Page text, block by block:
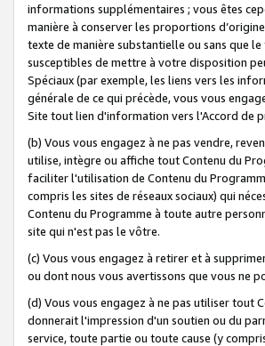
informations supplémentaires ; vous êtes
manière à conserver les proportions
texte de manière substantielle ou sans que
susceptibles de mettre à votre disposition
Spéciaux (par exemple, les liens vers les
générale de ce qui précède, vous vous
Site tout lien d'information vers l'Accord de
(b) Vous vous engagez à ne pas vendre,
utilise, intègre ou affiche tout Contenu du
faciliter l'utilisation de Contenu du
compris les sites de réseaux sociaux) qui
Contenu du Programme à toute autre
site qui n'est pas le vôtre.
(c) Vous vous engagez à retirer et à
ou dont nous vous avertissons que vous ne
(d) Vous vous engagez à ne pas utiliser tout
donnerait l'impression d'un soutien ou du
service, toute partie ou toute cause (y